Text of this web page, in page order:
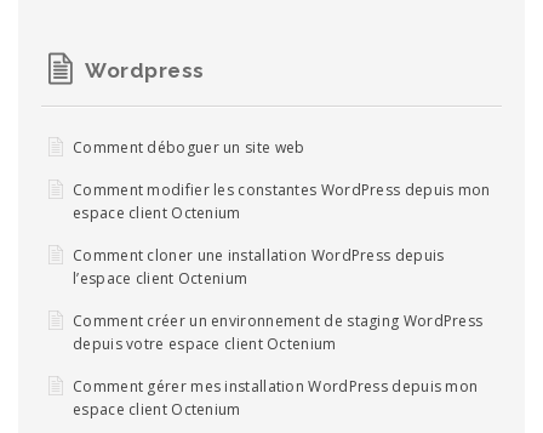
Wordpress
Comment déboguer un site web
Comment modifier les constantes WordPress depuis mon
espace client Octenium
Comment cloner une installation WordPress depuis
l’espace client Octenium
Comment créer un environnement de staging WordPress
depuis votre espace client Octenium
Comment gérer mes installation WordPress depuis mon
espace client Octenium